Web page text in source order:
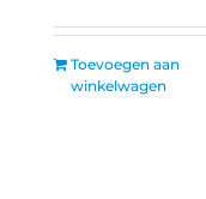
Toevoegen aan
winkelwagen